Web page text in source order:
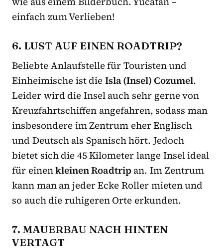
einfach zum Verlieben!
6. LUST AUF EINEN ROADTRIP?
Beliebte Anlaufstelle für Touristen und
Einheimische ist dieIsla (Insel) Cozumel.
Leider wird die Insel auch sehr gerne von
Kreuzfahrtschiffen angefahren, sodass man
insbesondere im Zentrum eher Englisch
und Deutsch als Spanisch hört. Jedoch
bietet sich die 45 Kilometer lange Insel ideal
für einenkleinen Roadtripan. Im Zentrum
kann man an jeder Ecke Roller mieten und
so auch die ruhigeren Orte erkunden.
7. MAUERBAU NACH HINTEN
VERTAGT